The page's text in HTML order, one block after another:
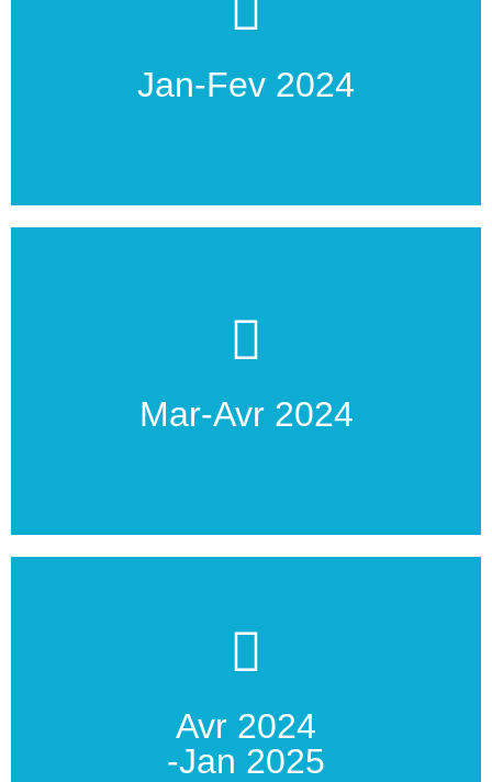
Jan-Fev 2024
Affrètement du matériel
Mar-Avr 2024
Transfert et installation
Avr 2024
-Jan 2025
Au coeur de l'expédition